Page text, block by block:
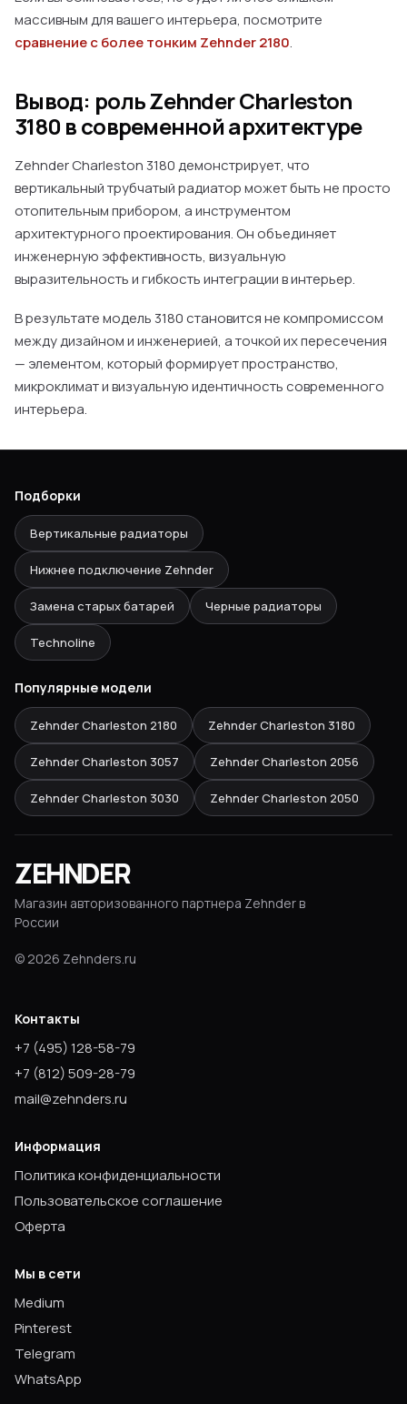
массивным для вашего интерьера, посмотрите
сравнение с более тонким Zehnder 2180.
Вывод: роль Zehnder Charleston
3180 в современной архитектуре
Zehnder Charleston 3180 демонстрирует, что
вертикальный трубчатый радиатор может быть не просто
отопительным прибором, а инструментом
архитектурного проектирования. Он объединяет
инженерную эффективность, визуальную
выразительность и гибкость интеграции в интерьер.
В результате модель 3180 становится не компромиссом
между дизайном и инженерией, а точкой их пересечения
— элементом, который формирует пространство,
микроклимат и визуальную идентичность современного
интерьера.
Подборки
Вертикальные радиаторы
Нижнее подключение Zehnder
Замена старых батарей Черные радиаторы
Technoline
Популярные модели
Zehnder Charleston 2180 Zehnder Charleston 3180
Zehnder Charleston 3057 Zehnder Charleston 2056
Zehnder Charleston 3030 Zehnder Charleston 2050
ZEHNDER
Магазин авторизованного партнера Zehnder в
России
© 2026 Zehnders.ru
Контакты
+7 (495) 128-58-79
+7 (812) 509-28-79
mail@zehnders.ru
Информация
Политика конфиденциальности
Пользовательское соглашение
Оферта
Мы в сети
Medium
Pinterest
Telegram
WhatsApp